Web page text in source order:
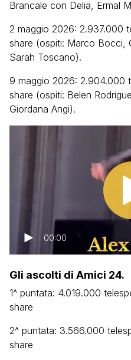
Brancale con Delia, Ermal
2 maggio 2026: 2.937.000
share (ospiti: Marco Bocci,
Sarah Toscano).
9 maggio 2026: 2.904.000
share (ospiti: Belen
Giordana Angi).
00:00
Gli ascolti di Amici 24.
1^ puntata: 4.019.000
share
2^ puntata: 3.566.000
share